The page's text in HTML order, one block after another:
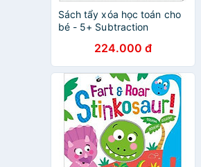
Sách tẩy xóa học toán cho
bé - 5+ Subtraction
224.000 đ